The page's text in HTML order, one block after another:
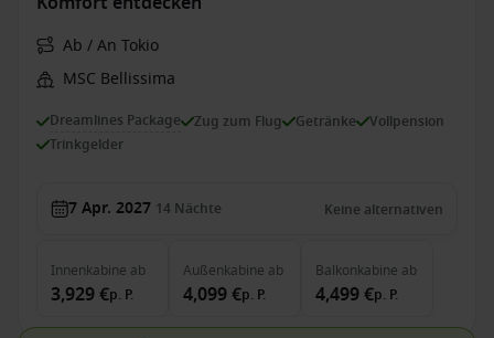
Ab / An Tokio
MSC Bellissima
Dreamlines Package Zug zum Flug Getränke
Vollpension
Trinkgelder
7 Apr. 2027 14 Nächte Keine alternativen
Innenkabine ab
3,929 €p. P.
Außenkabine ab
4,099 €p. P.
Balkonkabine ab
4,499 €p. P.